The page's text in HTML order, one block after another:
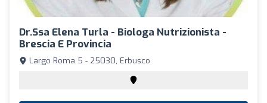
Dr.ssa Elena Turla - Biologa Nutrizionista -
Brescia E Provincia
Largo Roma 5 - 25030, Erbusco